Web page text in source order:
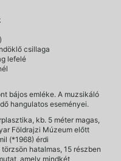
csillaga
lefelé
bájos emléke. A muzsikáló
hangulatos eseményei.
kb. 5 méter magas,
Földrajzi Múzeum előtt
(*1968) érdi
hatalmas, 15 részben
amely mindkét